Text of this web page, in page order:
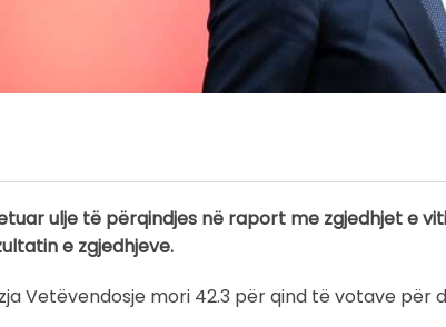
ulje të përqindjes në raport me zgjedhjet e
e zgjedhjeve.
Vetëvendosje mori 42.3 për qind të votave